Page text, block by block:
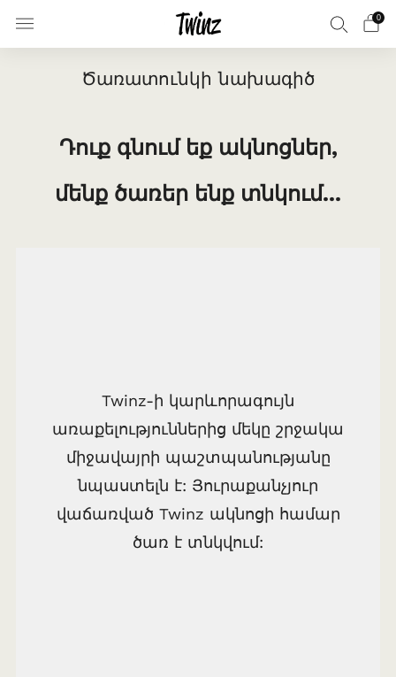
0
Ծառատունկի նախագիծ
Դուք գնում եք ակնոցներ,
մենք ծառեր ենք տնկում...
Twinz-ի կարևորագույն
առաքելություններից մեկը շրջակա
միջավայրի պաշտպանությանը
նպաստելն է: Յուրաքանչյուր
վաճառված Twinz ակնոցի համար
ծառ է տնկվում: